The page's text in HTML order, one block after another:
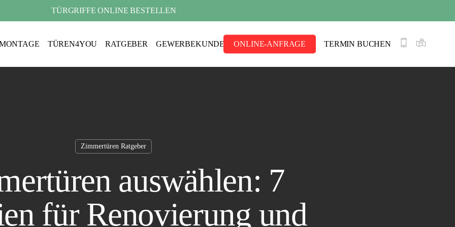
TÜRGRIFFE ONLINE BESTELLEN
Loft Türen
TÜREN4YOU RATGEBER GEWERBEKUNDEN ONLINE-ANFRAGE TERMIN BUCHEN
Zimmertüren Ratgeber
auswählen: 7
für Renovierung und